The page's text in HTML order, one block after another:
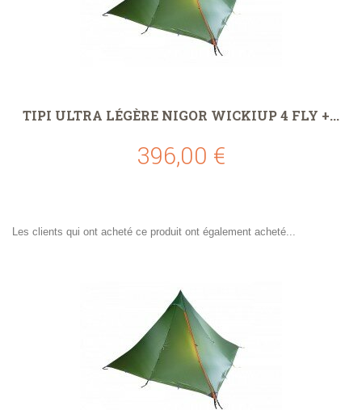
TIPI ULTRA LÉGÈRE NIGOR WICKIUP 4 FLY +...
396,00 €
Les clients qui ont acheté ce produit ont également acheté...